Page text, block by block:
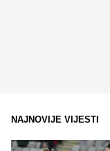
NAJNOVIJE VIJESTI